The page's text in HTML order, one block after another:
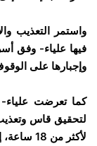
واستمر التعذيب
فيها علياء- وفق
وإجبارها على
كما تعرضت
لتحقيق قاس
لأكثر من 18 ساعة، إضافة إلى إجبارها على خلع الحجاب.